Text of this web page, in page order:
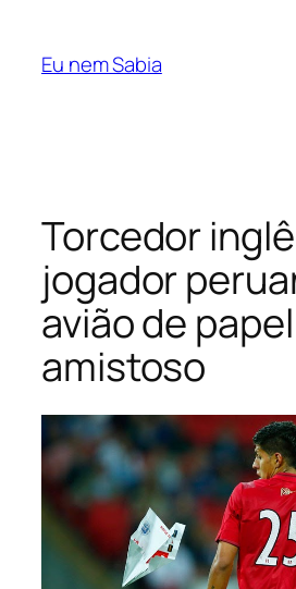
Eu nem Sabia
Torcedor
jogador
avião de
amistoso